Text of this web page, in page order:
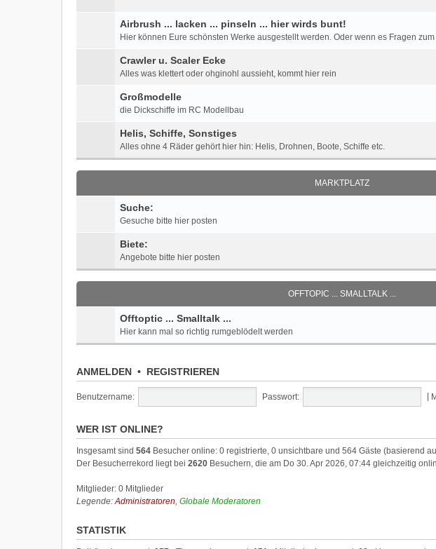
Airbrush ... lacken ... pinseln ... hier wirds bunt!
Hier können Eure schönsten Werke ausgestellt werden. Oder wenn es Fragen
Crawler u. Scaler Ecke
Alles was klettert oder ohginohl aussieht, kommt hier rein
Großmodelle
die Dickschiffe im RC Modellbau
Helis, Schiffe, Sonstiges
Alles ohne 4 Räder gehört hier hin: Helis, Drohnen, Boote, Schiffe etc.
MARKTPLATZ
Suche:
Gesuche bitte hier posten
Biete:
Angebote bitte hier posten
OFFTOPIC ... SMALLTALK ...
Offtoptic ... Smalltalk ...
Hier kann mal so richtig rumgeblödelt werden
ANMELDEN • REGISTRIEREN
Benutzername: Passwort:
WER IST ONLINE?
Insgesamt sind 564 Besucher online: 0 registrierte, 0 unsichtbare und 564 Gäste (basierend
Der Besucherrekord liegt bei 2620 Besuchern, die am Do 30. Apr 2026, 07:44 gleichzeitig
Mitglieder: 0 Mitglieder
Legende:Administratoren, Globale Moderatoren
STATISTIK